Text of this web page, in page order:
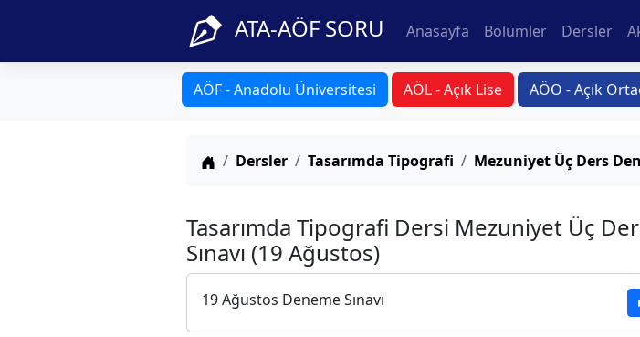
ATA-AÖF SORU Anasayfa Bölümler Dersler
AÖF - Anadolu Üniversitesi AÖL - Açık Lise AÖO - Açık
Anasayfa
Dersler Tasarımda Tipografi Mezuniyet Üç Ders
Tasarımda Tipografi Dersi Mezuniyet Üç
Sınavı (19 Ağustos)
19 Ağustos Deneme Sınavı